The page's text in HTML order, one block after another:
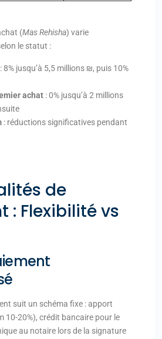
(Mas Rehisha) varie
le statut :
: 8% jusqu’à 5,5 millions ₪, puis 10%
achat : 0% jusqu’à 2 millions
: réductions significatives pendant
de
: Flexibilité vs
suit un schéma fixe : apport
10-20%), crédit bancaire pour le
au notaire lors de la signature